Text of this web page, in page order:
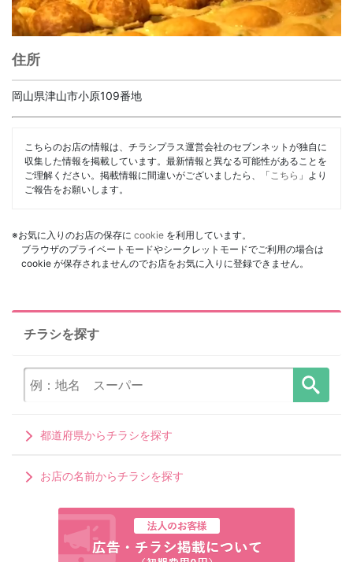
住所
岡山県津山市小原109番地
こちらのお店の情報は、チラシプラス運営会社のセブンネットが独自に
収集した情報を掲載しています。最新情報と異なる可能性があることを
ご理解ください。掲載情報に間違いがございましたら、「 こちら 」より
ご報告をお願いします。
※お気に入りのお店の保存に cookie を利用しています。
ブラウザのプライベートモードやシークレットモードでご利用の場合は
cookie が保存されませんのでお店をお気に入りに登録できません。
チラシを探す
都道府県からチラシを探す
お店の名前からチラシを探す